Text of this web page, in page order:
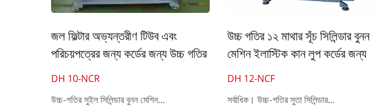
জল ফিল্টার অভ্যন্তরীণ টিউব এবং
পরিচয়পত্রের জন্য কর্ডের জন্য উচ্চ গতির
10 মাথার সুই সিলিন্ডার বুনন মেশিন।
DH 10-NCR
উচ্চ-গতির সুইল সিলিন্ডার বুনন মেশিন...
উচ্চ গতির ১২ মাথার সূঁচ সিলিন্ডার বুনন
মেশিন ইলাস্টিক কান লুপ কর্ডের জন্য
DH 12-NCF
সর্বাধিক। উচ্চ-গতির সুতা সিলিন্ডার...